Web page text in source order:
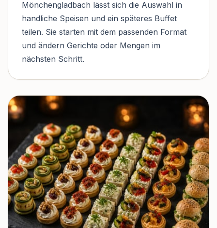
Mönchengladbach lässt sich die Auswahl in
handliche Speisen und ein späteres Buffet
teilen. Sie starten mit dem passenden Format
und ändern Gerichte oder Mengen im
nächsten Schritt.